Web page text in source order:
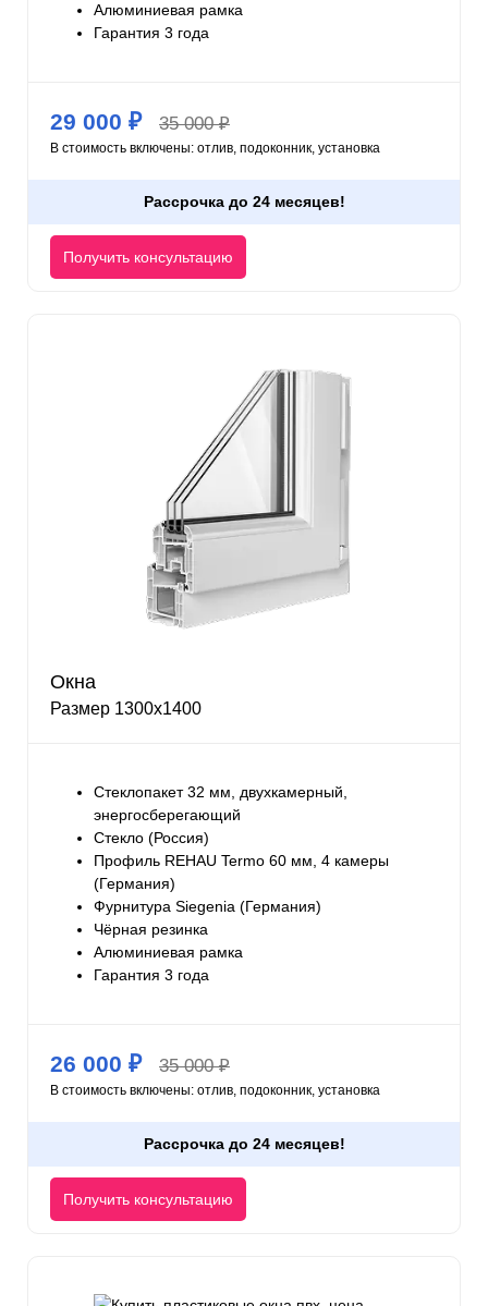
Алюминиевая рамка
Гарантия 3 года
29 000 ₽ 35 000 ₽
В стоимость включены: отлив, подоконник, установка
Рассрочка до 24 месяцев!
Получить консультацию
Окна
Размер 1300х1400
Стеклопакет 32 мм, двухкамерный,
энергосберегающий
Стекло (Россия)
Профиль REHAU Termo 60 мм, 4 камеры
(Германия)
Фурнитура Siegenia (Германия)
Чёрная резинка
Алюминиевая рамка
Гарантия 3 года
26 000 ₽ 35 000 ₽
В стоимость включены: отлив, подоконник, установка
Рассрочка до 24 месяцев!
Получить консультацию